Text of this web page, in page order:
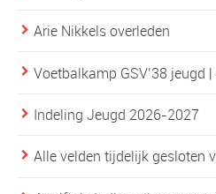
Arie Nikkels overleden
Voetbalkamp GSV’38 jeugd
Indeling Jeugd 2026-2027
Alle velden tijdelijk gesloten